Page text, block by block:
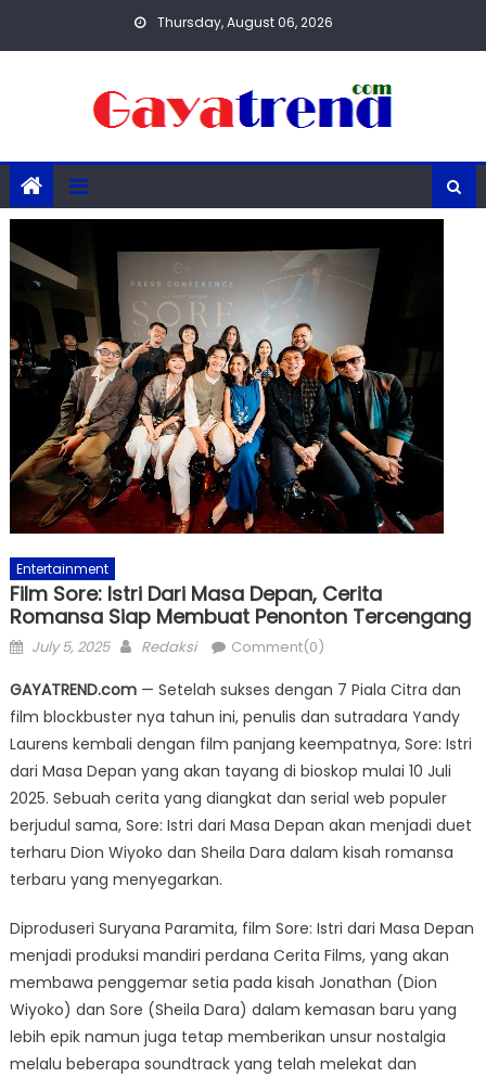
Thursday, August 06, 2026
Entertainment
Film Sore: Istri Dari Masa Depan, Cerita
Romansa Siap Membuat Penonton Tercengang
Posted
July 5, 2025 Author
Redaksi Comment(0)
GAYATREND.com— Setelah sukses dengan 7 Piala Citra dan
film blockbuster nya tahun ini, penulis dan sutradara Yandy
Laurens kembali dengan film panjang keempatnya, Sore: Istri
dari Masa Depan yang akan tayang di bioskop mulai 10 Juli
2025. Sebuah cerita yang diangkat dan serial web populer
berjudul sama, Sore: Istri dari Masa Depan akan menjadi duet
terharu Dion Wiyoko dan Sheila Dara dalam kisah romansa
terbaru yang menyegarkan.
Diproduseri Suryana Paramita, film Sore: Istri dari Masa Depan
menjadi produksi mandiri perdana Cerita Films, yang akan
membawa penggemar setia pada kisah Jonathan (Dion
Wiyoko) dan Sore (Sheila Dara) dalam kemasan baru yang
lebih epik namun juga tetap memberikan unsur nostalgia
melalu beberapa soundtrack yang telah melekat dan